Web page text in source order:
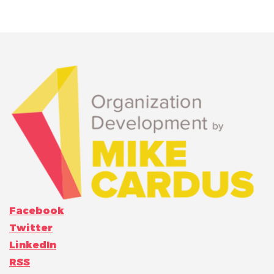
Facebook
Twitter
LinkedIn
RSS